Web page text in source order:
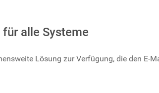
alle Systeme
Lösung zur Verfügung, die den E-